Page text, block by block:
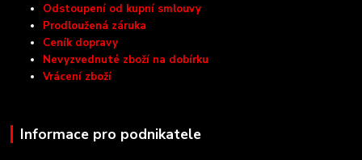
Odstoupení od kupní smlouvy
Prodloužená záruka
Ceník dopravy
Nevyzvednuté zboží na dobírku
Vrácení zboží
Informace pro podnikatele